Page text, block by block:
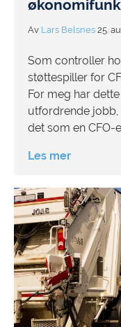
Av Lars Belsnes 25.
Som controller
støttespiller for
For meg har
utfordrende jobb,
det som en CFO-
Les mer